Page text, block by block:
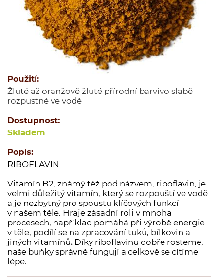
Jednodruhové koření
Kořenící směsi
Kořenící směsi pro masnou výrobu
Minutkové šťávy a omáčky
Ovoce sušené
Polévky
Soli a dochucovací soli
Sušené houby
Marinády a pasty
Potravinové přípravky
Bělka
Dárkové dřevěné kazety s kořením
Dárkové krabičky a rukávy s kořením
Prázdné dózy a kořenky na koření
Použití:
Žluté až oranžově žluté přírodní barvivo slabě
rozpustné ve vodě
Dostupnost:
Skladem
Popis:
RIBOFLAVIN
Vitamín B2, známý též pod názvem, riboflavin, je
velmi důležitý vitamín, který se rozpouští ve vodě
a je nezbytný pro spoustu klíčových funkcí
v našem těle. Hraje zásadní roli v mnoha
procesech, například pomáhá při výrobě energie
v těle, podílí se na zpracování tuků, bílkovin a
jiných vitamínů. Díky riboflavinu dobře rosteme,
naše buňky správně fungují a celkově se cítíme
lépe.